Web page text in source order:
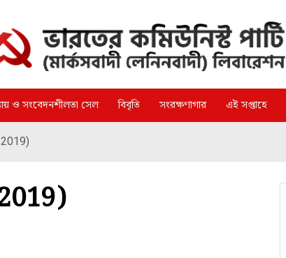
ও সংবেদনশীলতা সেল বিবৃতি সংরক্ষণাগার এই সপ্তাহে